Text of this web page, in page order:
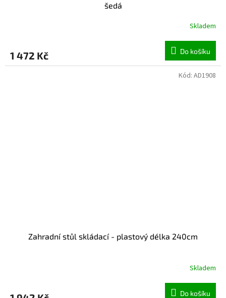
šedá
Skladem
1 472 Kč Do košíku
Zahradní stůl skládací - plastový délka 240cm
Skladem
Do košíku
Kód: AD1908